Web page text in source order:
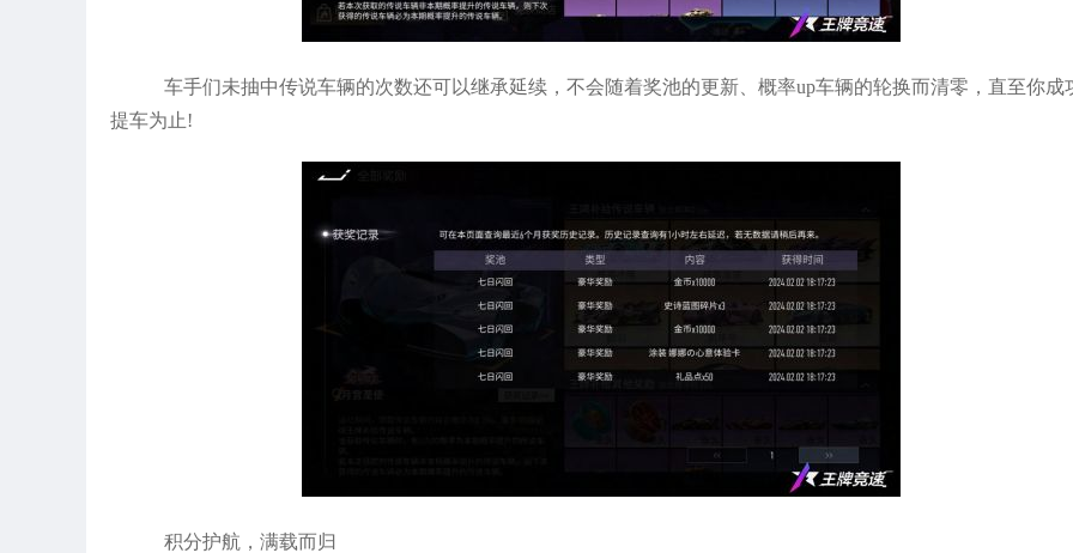
车手们未抽中传说车辆的次数还可以继承延续，不会随着奖池的更新、概率up车辆的轮换而清零，直至你成
提车为止!
积分护航，满载而归